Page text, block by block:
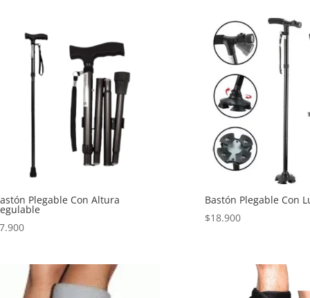
$32.900.
Plegable Con Altura
7.900
Bastón Plegable Con
$18.900